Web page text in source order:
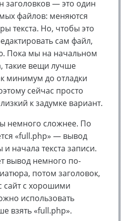
— это один
файлов: меняются
текста. Но, чтобы это
сам файл,
Пока мы на начальном
такие вещи лучше
минимум до отладки
сейчас просто
к задумке вариант.
немного сложнее. По
«full.php» — вывод
начала текста записи.
вывод немного по-
потом заголовок,
сайт с хорошими
использовать
взять «full.php».